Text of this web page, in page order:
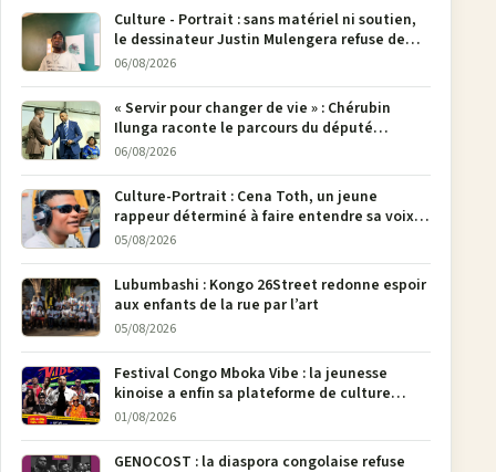
Culture - Portrait : sans matériel ni soutien,
le dessinateur Justin Mulengera refuse de
poser son crayon
06/08/2026
« Servir pour changer de vie » : Chérubin
Ilunga raconte le parcours du député
national Jethro Muyombi Tshimbu en 137
06/08/2026
Culture-Portrait : Cena Toth, un jeune
rappeur déterminé à faire entendre sa voix à
Bunia
05/08/2026
Lubumbashi : Kongo 26Street redonne espoir
aux enfants de la rue par l’art
05/08/2026
Festival Congo Mboka Vibe : la jeunesse
kinoise a enfin sa plateforme de culture
urbaine
01/08/2026
GENOCOST : la diaspora congolaise refuse